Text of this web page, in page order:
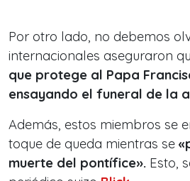
Por otro lado, no debemos
internacionales aseguraron
que protege al Papa
ensayando el funeral de la
Además, estos miembros se
toque de queda mientras se
muerte del pontífice». Esto,